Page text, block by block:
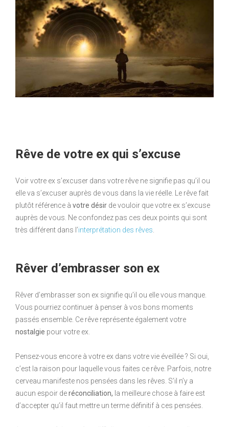
Rêve de votre ex qui s’excuse
Voir votre ex s’excuser dans votre rêve ne signifie pas qu’il ou
elle va s’excuser auprès de vous dans la vie réelle. Le rêve fait
plutôt référence à votre désir de vouloir que votre ex s’excuse
auprès de vous. Ne confondez pas ces deux points qui sont
très différent dans l’interprétation des rêves.
Rêver d’embrasser son ex
Rêver d’embrasser son ex signifie qu’il ou elle vous manque.
Vous pourriez continuer à penser à vos bons moments
passés ensemble. Ce rêve représente également votre
nostalgie pour votre ex.
Pensez-vous encore à votre ex dans votre vie éveillée ? Si oui,
c’est la raison pour laquelle vous faites ce rêve. Parfois, notre
cerveau manifeste nos pensées dans les rêves. S’il n’y a
aucun espoir deréconciliation, la meilleure chose à faire est
d’accepter qu’il faut mettre un terme définitif à ces pensées.